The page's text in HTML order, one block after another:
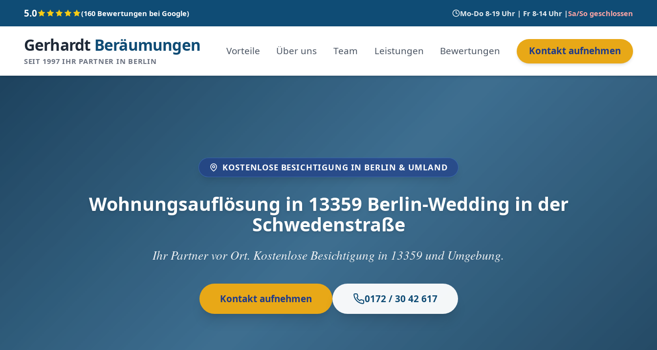
5.0 (160 Bewertungen bei Google) Mo-Do 8-19 Uhr | Fr 8-14 Uhr |Sa/So geschlossen
Gerhardt Beräumungen
SEIT 1997 IHR PARTNER IN BERLIN
Vorteile Über uns Team Leistungen Bewertungen Kontakt aufnehmen
KOSTENLOSE BESICHTIGUNG IN BERLIN & UMLAND
Wohnungsauflösung in 13359 Berlin-Wedding in der
Schwedenstraße
Ihr Partner vor Ort. Kostenlose Besichtigung in 13359 und Umgebung.
Kontakt aufnehmen 0172 / 30 42 617